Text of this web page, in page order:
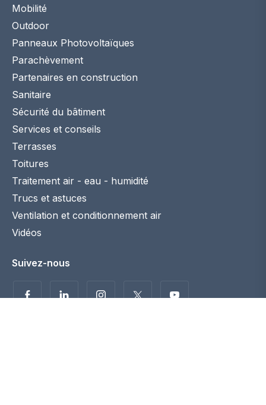
Mobilité
Outdoor
Panneaux Photovoltaïques
Parachèvement
Partenaires en construction
Sanitaire
Sécurité du bâtiment
Services et conseils
Terrasses
Toitures
Traitement air - eau - humidité
Trucs et astuces
Ventilation et conditionnement air
Vidéos
Suivez-nous